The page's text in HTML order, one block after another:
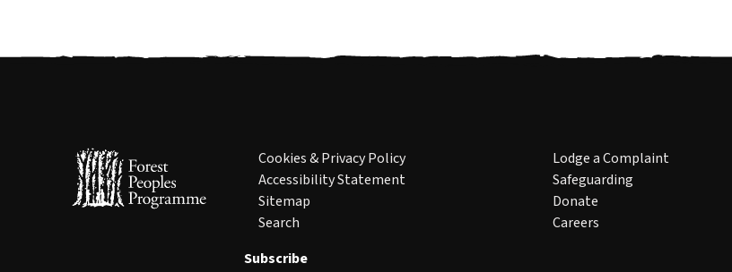
Cookies & Privacy Policy
Accessibility Statement
Sitemap
Search
Lodge a Complaint
Safeguarding
Donate
Careers
Subscribe